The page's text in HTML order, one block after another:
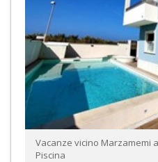
Vacanze vicino Marzamemi
Piscina